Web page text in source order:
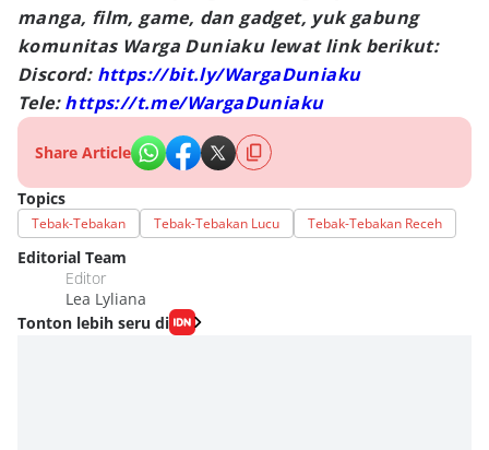
manga, film, game, dan gadget, yuk gabung
komunitas Warga Duniaku lewat link berikut:
Discord: https://bit.ly/WargaDuniaku
Tele:https://t.me/WargaDuniaku
Share Article
Topics
Tebak-Tebakan Tebak-Tebakan Lucu Tebak-Tebakan Receh
Editorial Team
Editor
Lea Lyliana
Tonton lebih seru di